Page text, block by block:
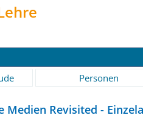
Personen
Medien Revisited -